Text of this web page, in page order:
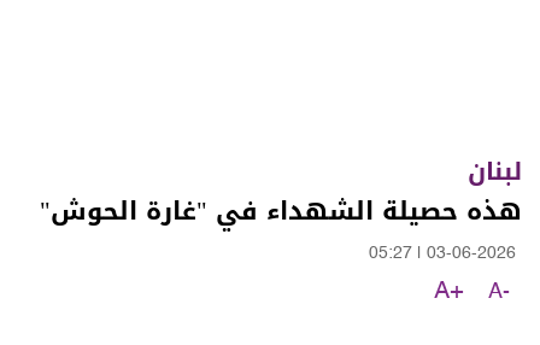
لبنان
هذه حصيلة الشهداء في "غارة الحوش"
03-06-2026
05:27
A-
A+